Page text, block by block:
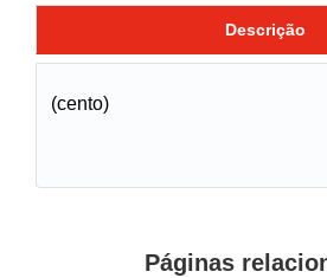
Descrição
(cento)
Páginas